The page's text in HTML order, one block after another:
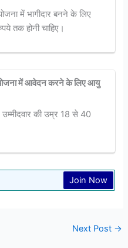
में भागीदार बनने के लिए
तक होनी चाहिए।
में आवेदन करने के लिए आयु
की उम्र 18 से 40
Join Now
Next Post →